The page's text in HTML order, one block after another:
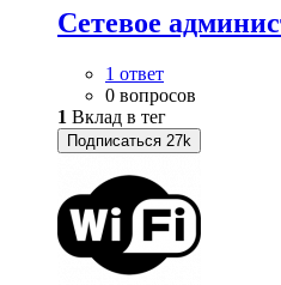
Сетевое
1 ответ
0 вопросов
1 Вклад в тег
Подписаться 27k